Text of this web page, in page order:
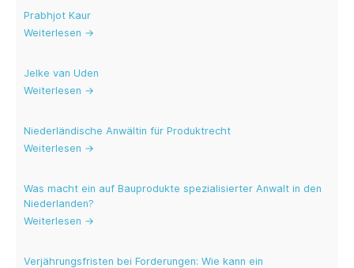
Prabhjot Kaur
Weiterlesen →
Jelke van Uden
Weiterlesen →
Niederländische Anwältin für Produktrecht
Weiterlesen →
Was macht ein auf Bauprodukte spezialisierter Anwalt in den
Niederlanden?
Weiterlesen →
Verjährungsfristen bei Forderungen: Wie kann ein